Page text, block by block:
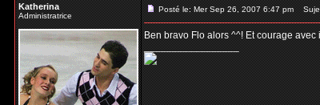
Katherina
Administratrice
Posté le: Mer Sep 26, 2007 6:47 pm Sujet
Ben bravo Flo alors ^^! Et courage avec
_________________